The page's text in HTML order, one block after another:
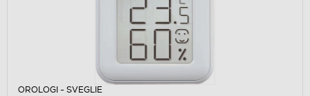
OROLOGI - SVEGLIE